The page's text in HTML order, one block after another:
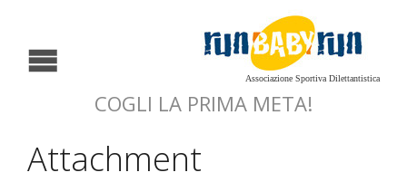
Associazione Sportiva Dilettantistica
COGLI LA PRIMA META!
Attachment